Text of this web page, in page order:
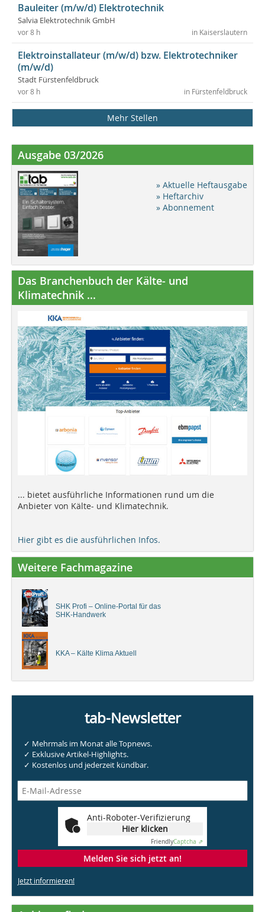
Bauleiter (m/w/d) Elektrotechnik
Salvia Elektrotechnik GmbH
in Kaiserslautern
vor 8 h
Elektroinstallateur (m/w/d) bzw. Elektrotechniker
(m/w/d)
Stadt Fürstenfeldbruck
in Fürstenfeldbruck
vor 8 h
Mehr Stellen
Ausgabe 03/2026
» Aktuelle Heftausgabe
» Heftarchiv
» Abonnement
Das Branchenbuch der Kälte- und
Klimatechnik ...
... bietet ausführliche Informationen rund um die
Anbieter von Kälte- und Klimatechnik.
Hier gibt es die ausführlichen Infos.
Weitere Fachmagazine
SHK Profi – Online-Portal für das
SHK-Handwerk
KKA – Kälte Klima Aktuell
tab-Newsletter
✓ Mehrmals im Monat alle Topnews.
✓ Exklusive Artikel-Highlights.
✓ Kostenlos und jederzeit kündbar.
Anti-Roboter-Verifizierung
Hier klicken
FriendlyCaptcha ⇗
Melden Sie sich jetzt an!
Jetzt informieren!